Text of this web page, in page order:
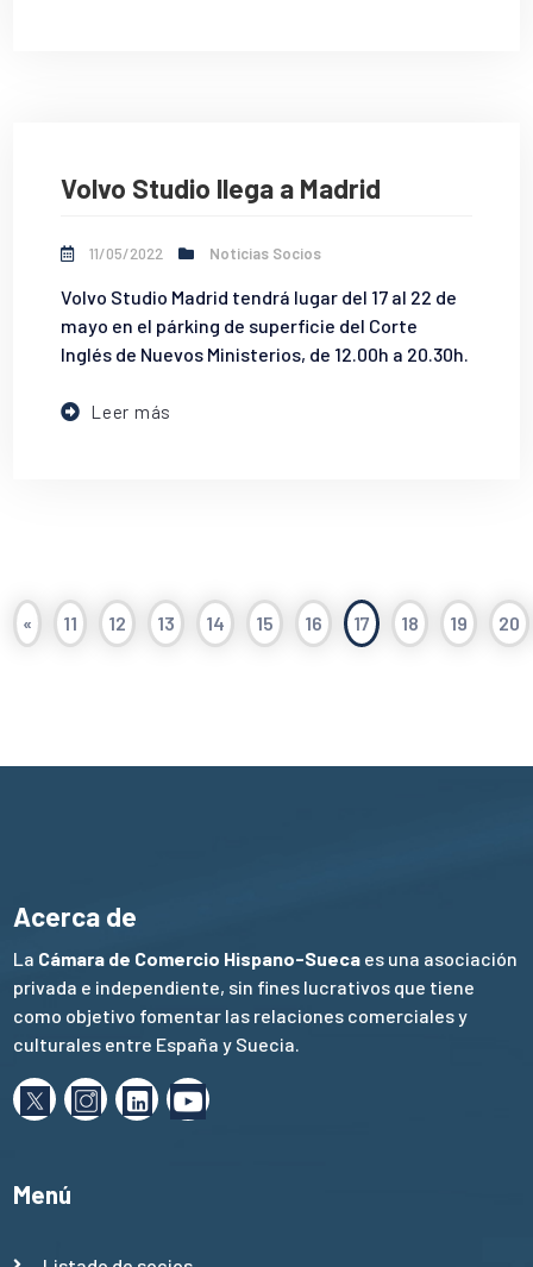
Volvo Studio llega a Madrid
11/05/2022 Noticias Socios
Volvo Studio Madrid tendrá lugar del 17 al 22 de
mayo en el párking de superficie del Corte
Inglés de Nuevos Ministerios, de 12.00h a 20.30h.
Leer más
« 11 12 13 14 15 16 17 18 19 20
Acerca de
La Cámara de Comercio Hispano-Sueca es una asociación
privada e independiente, sin fines lucrativos que tiene
como objetivo fomentar las relaciones comerciales y
culturales entre España y Suecia.
Menú